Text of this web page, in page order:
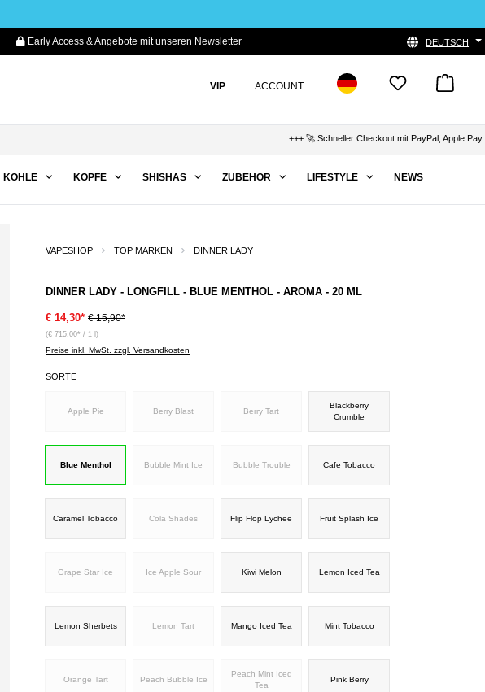
Early Access & Angebote mit unseren Newsletter DEUTSCH
VIP ACCOUNT
+++ 🚀 Schneller Checkout mit PayPal, Apple Pay &
KOHLE KÖPFE SHISHAS ZUBEHÖR LIFESTYLE NEWS
VAPESHOP TOP MARKEN DINNER LADY
DINNER LADY - LONGFILL - BLUE MENTHOL - AROMA - 20 ML
€ 14,30* € 15,90*
(€ 715,00* / 1 l)
Preise inkl. MwSt. zzgl. Versandkosten
SORTE
Apple Pie Berry Blast Berry Tart
Blackberry
Crumble
Blue Menthol Bubble Mint Ice Bubble Trouble Cafe Tobacco
Caramel Tobacco Cola Shades Flip Flop Lychee Fruit Splash Ice
Grape Star Ice Ice Apple Sour Kiwi Melon Lemon Iced Tea
Lemon Sherbets Lemon Tart Mango Iced Tea Mint Tobacco
Orange Tart Peach Bubble Ice
Peach Mint Iced
Tea
Pink Berry